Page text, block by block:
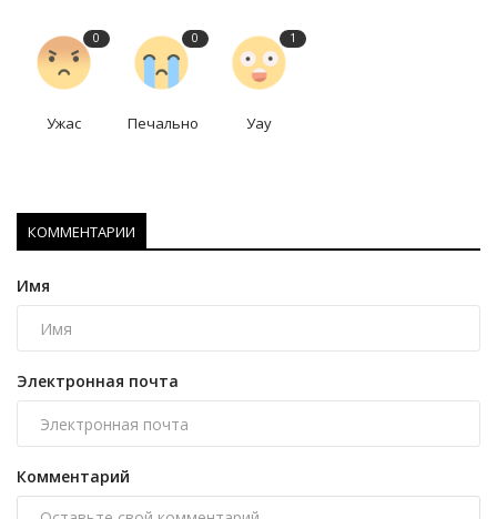
0
Ужас
0
Печально
1
Уау
КОММЕНТАРИИ
Имя
Электронная почта
Комментарий